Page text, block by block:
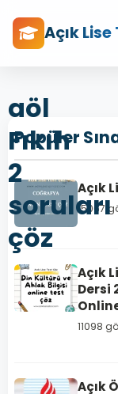
Açık
aöl
Fıkıh
2
soruları
çöz
Popüler
Açık
15067
Açık
Dersi
11098
Açık